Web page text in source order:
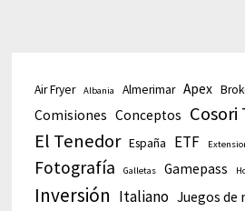
Air Fryer Albania Almerimar Apex
Comisiones Conceptos Cosori
El Tenedor España ETF
Fotografía Galletas Gamepass
Inversión Italiano Juegos de